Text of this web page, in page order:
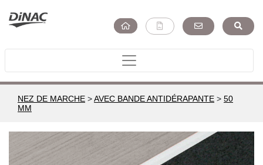
NEZ DE MARCHE >AVEC BANDE ANTIDÉRAPANTE > 50
MM